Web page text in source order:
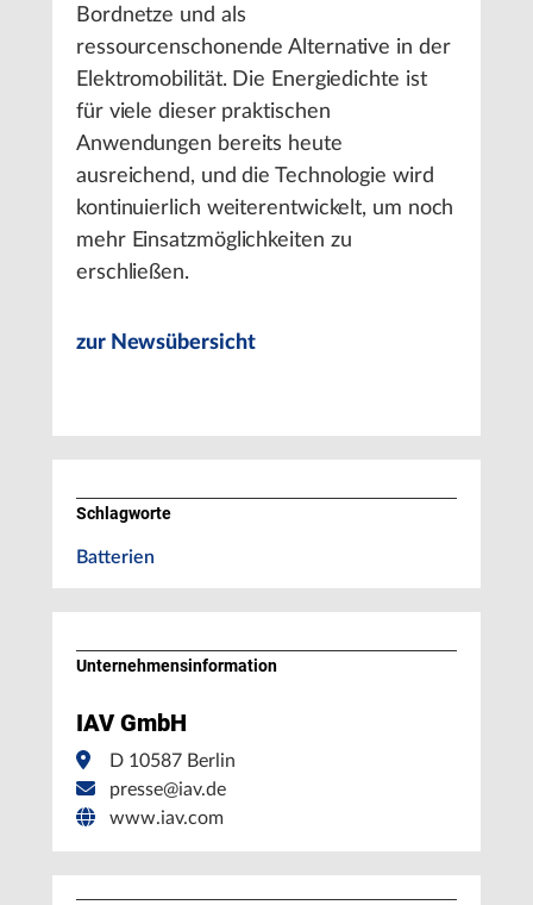
Bordnetze und als
ressourcenschonende Alternative in der
Elektromobilität. Die Energiedichte ist
für viele dieser praktischen
Anwendungen bereits heute
ausreichend, und die Technologie wird
kontinuierlich weiterentwickelt, um noch
mehr Einsatzmöglichkeiten zu
erschließen.
zur Newsübersicht
Schlagworte
Batterien
Unternehmens­information
IAV GmbH
D 10587 Berlin
presse@iav.de
www.iav.com